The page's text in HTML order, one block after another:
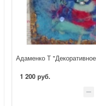
Адаменко Т
1 200 руб.